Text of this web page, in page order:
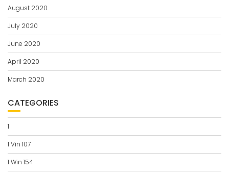
August 2020
July 2020
June 2020
April 2020
March 2020
CATEGORIES
1
1 Vin 107
1 Win 154